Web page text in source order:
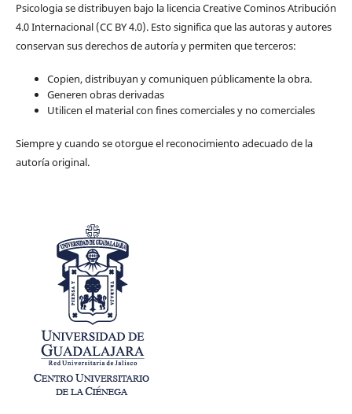
Psicologia se distribuyen bajo la licencia Creative Cominos Atribución
4.0 Internacional (CC BY 4.0). Esto significa que las autoras y autores
conservan sus derechos de autoría y permiten que terceros:
Copien, distribuyan y comuniquen públicamente la obra.
Generen obras derivadas
Utilicen el material con fines comerciales y no comerciales
Siempre y cuando se otorgue el reconocimiento adecuado de la
autoría original.